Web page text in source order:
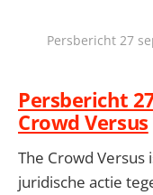
Persbericht 27
Persbericht
Crowd Versus
The Crowd
juridische actie